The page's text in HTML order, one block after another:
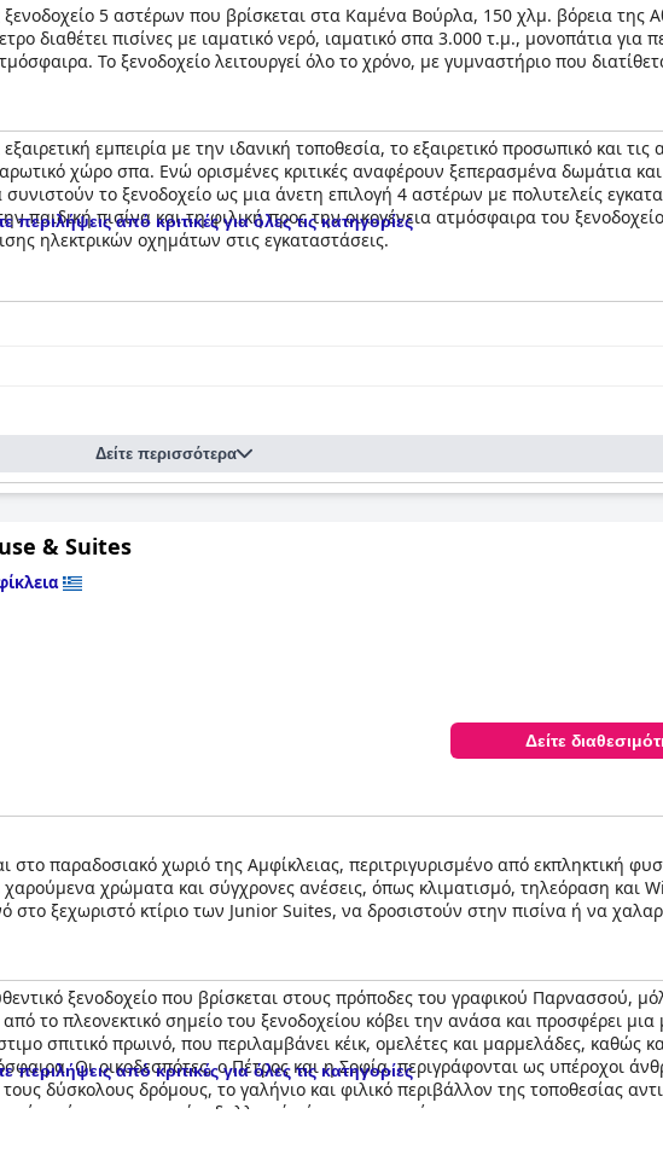
5 αστέρων που βρίσκεται στα Καμένα Βούρλα, 150 χλμ. βόρεια της
διαθέτει πισίνες με ιαματικό νερό, ιαματικό σπα 3.000 τ.μ., μονοπάτια για
Το ξενοδοχείο λειτουργεί όλο το χρόνο, με γυμναστήριο που
πλήρως εξοπλισμένες αίθουσες συνεδριάσεων που μπορούν να φιλοξενήσουν
εξασφαλίζοντας την άνεση των επισκεπτών και την άψογη εξυπηρέτηση.
εμπειρία με την ιδανική τοποθεσία, το εξαιρετικό προσωπικό και τις
χώρο σπα. Ενώ ορισμένες κριτικές αναφέρουν ξεπερασμένα δωμάτια
το ξενοδοχείο ως μια άνετη επιλογή 4 αστέρων με πολυτελείς
παιδική πισίνα και τη φιλική προς την οικογένεια ατμόσφαιρα του
ηλεκτρικών οχημάτων στις εγκαταστάσεις.
περιλήψεις από κριτικές για όλες τις κατηγορίες
Δείτε περισσότερα
& Suites
Δείτε
παραδοσιακό χωριό της Αμφίκλειας, περιτριγυρισμένο από εκπληκτική
χρώματα και σύγχρονες ανέσεις, όπως κλιματισμό, τηλεόραση και
στο ξεχωριστό κτίριο των Junior Suites, να δροσιστούν στην πισίνα ή να
απόσταση με το αυτοκίνητο από τη Λιβαδειά και τη Λαμία, παρέχοντας
της Οίτης, της Γκιώνας, των Βαρδουσίων και του Παρνασσού.
ξενοδοχείο που βρίσκεται στους πρόποδες του γραφικού Παρνασσού,
το πλεονεκτικό σημείο του ξενοδοχείου κόβει την ανάσα και προσφέρει μια
σπιτικό πρωινό, που περιλαμβάνει κέικ, ομελέτες και μαρμελάδες, καθώς
Οι οικοδεσπότες, ο Πέτρος και η Σοφία, περιγράφονται ως υπέροχοι
δύσκολους δρόμους, το γαλήνιο και φιλικό περιβάλλον της τοποθεσίας
είναι ένα πραγματικά ειδυλλιακό μέρος για να μείνετε.
περιλήψεις από κριτικές για όλες τις κατηγορίες